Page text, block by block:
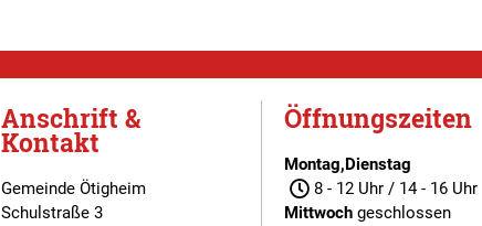
Anschrift &
Kontakt
Gemeinde Ötigheim
Schulstraße 3
Öffnungszeiten
Montag,Dienstag
8 - 12 Uhr / 14 - 16 Uhr
Mittwoch geschlossen